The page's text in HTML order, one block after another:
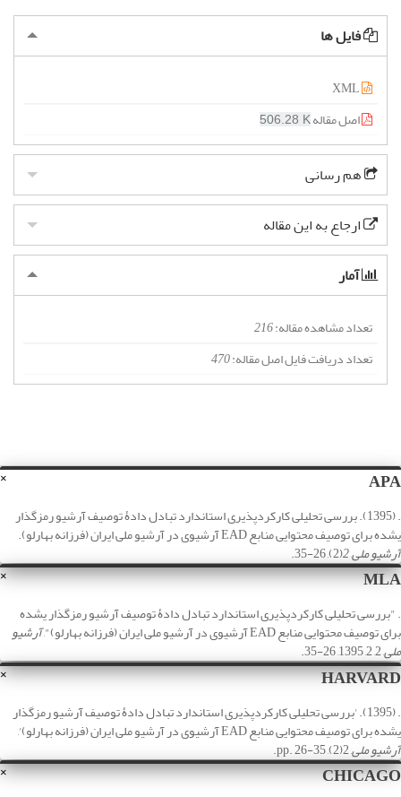
فایل ها
اصل مقاله506.28 K
هم رسانی
ارجاع به این مقاله
آمار
تعداد مشاهده مقاله:216
تعداد دریافت فایل اصل مقاله:470
× APA
. (1395). بررسی تحلیلی کارکردپذیری استاندارد تبادل دادۀ توصیف آرشیو رمزگذار
یشده برای توصیف محتوایی منابع EAD آرشیوی در آرشیو ملی ایران (فرزانه بهارلو).
آرشیو ملی,
2
(2), 26-35.
× MLA
. "بررسی تحلیلی کارکردپذیری استاندارد تبادل دادۀ توصیف آرشیو رمزگذار یشده
برای توصیف محتوایی منابع EAD آرشیوی در آرشیو ملی ایران (فرزانه بهارلو)", آرشیو
ملی, 2, 2, 1395, 26-35.
× HARVARD
. (1395). 'بررسی تحلیلی کارکردپذیری استاندارد تبادل دادۀ توصیف آرشیو رمزگذار
یشده برای توصیف محتوایی منابع EAD آرشیوی در آرشیو ملی ایران (فرزانه بهارلو)',
آرشیو ملی, 2(2), pp. 26-35.
× CHICAGO